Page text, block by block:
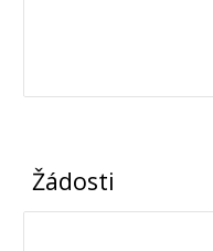
Žádosti